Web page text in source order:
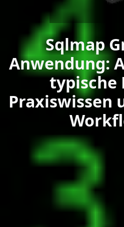
Sqlmap
Anwendung:
typische
Praxiswissen